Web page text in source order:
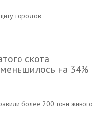
городов
скота
на 34%
более 200 тонн живого